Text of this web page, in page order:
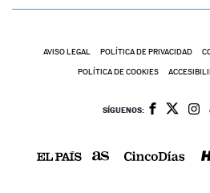
AVISO LEGAL POLÍTICA DE PRIVACIDAD
POLÍTICA DE COOKIES
SÍGUENOS: